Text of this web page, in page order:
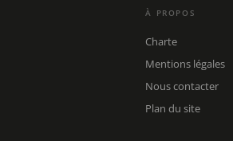
À PROPOS
Charte
Mentions légales
Nous contacter
Plan du site